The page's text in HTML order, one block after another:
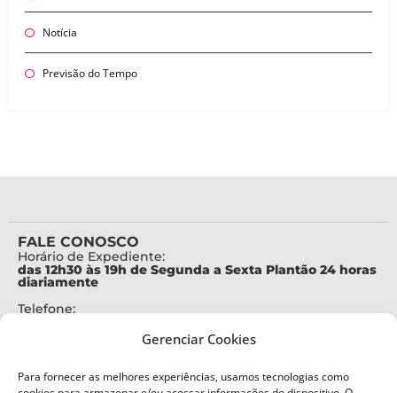
Gerenciar Cookies
Para fornecer as melhores experiências, usamos tecnologias como
Notícia
Previsão do Tempo
FALE CONOSCO
Horário de Expediente:
das 12h30 às 19h de Segunda a Sexta Plantão 24 horas
diariamente
Telefone:
Alertas Defesa Civil: